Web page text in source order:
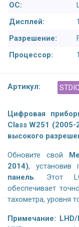
ОС:
Дисплей:
Разрешение:
Процессор:
Артикул:
Цифровая
Class W251
высокого
Обновите свой
2014), установив
панель. Этот
обеспечивает
тахометра, уровня
Примечание: LHD/